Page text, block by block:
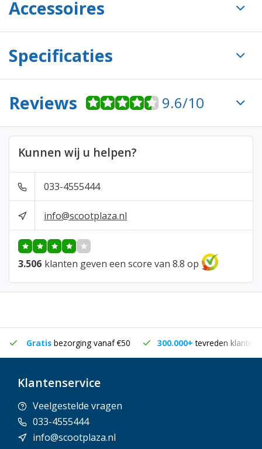
Accessoires
Specificaties
Reviews 9.6/10
Kunnen wij u helpen?
033-4555444
info@scootplaza.nl
3.506 klanten geven een score van 8.8 op
Gratis bezorging vanaf €50 300.000+tevreden klanten
Klantenservice
Veelgestelde vragen
033-4555444
info@scootplaza.nl